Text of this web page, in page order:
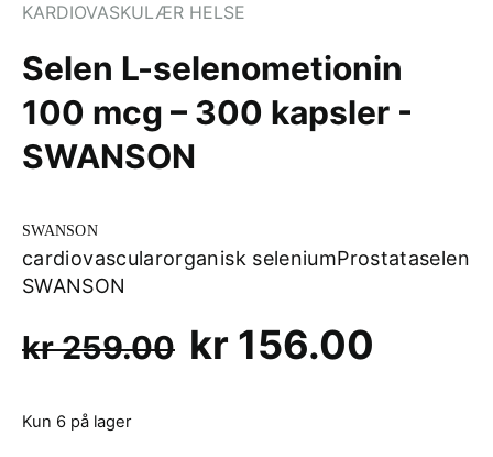
KARDIOVASKULÆR HELSE
Selen L-selenometionin
100 mcg – 300 kapsler -
SWANSON
SWANSON
cardiovascularorganisk seleniumProstataselen
SWANSON
kr259.00 Opprinnelig
kr 156.00
Kun 6 på lager